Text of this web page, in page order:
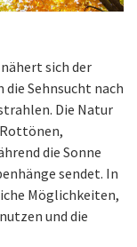
sich der
Sehnsucht nach
Die Natur
die Sonne
sendet. In
Möglichkeiten,
und die